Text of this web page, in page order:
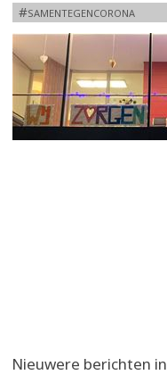
#samentegencorona
Nieuwere berichten in